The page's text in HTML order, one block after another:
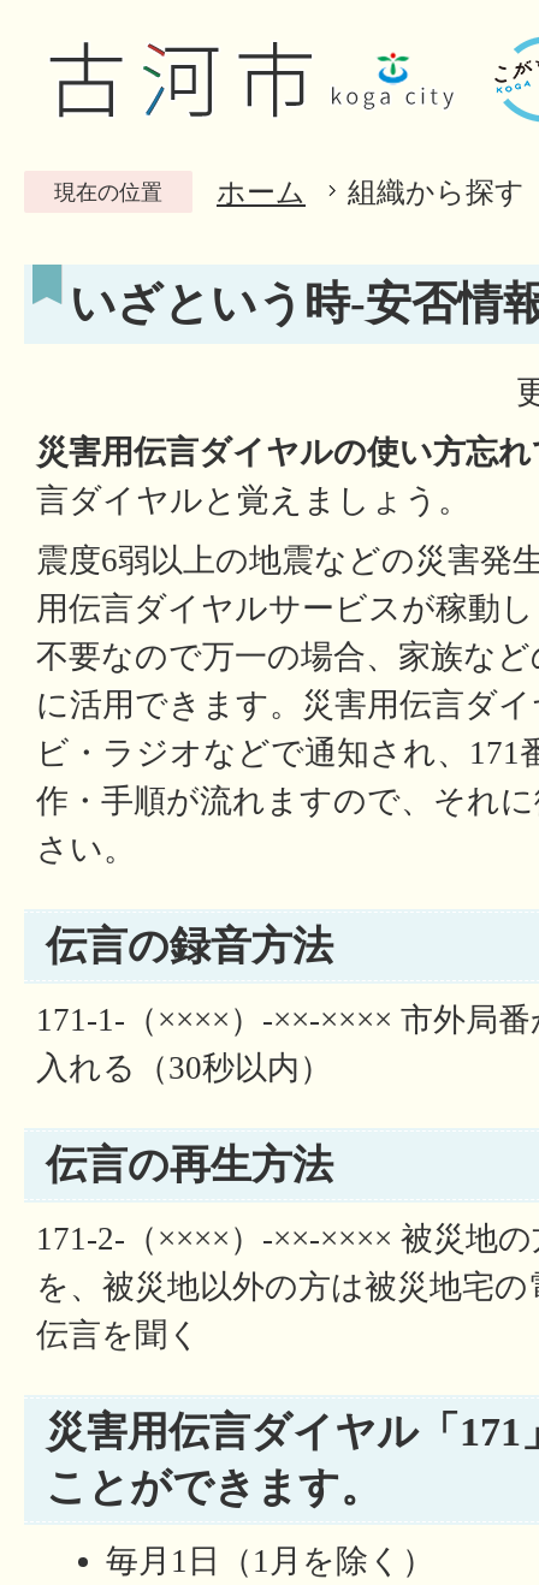
現在の位置 ホーム 組織から探す
いざという時-安否情
災害用伝言ダイヤルの使い方忘
言ダイヤルと覚えましょう。
震度6弱以上の地震などの災害発
用伝言ダイヤルサービスが稼動
不要なので万一の場合、家族な
に活用できます。災害用伝言ダ
ビ・ラジオなどで通知され、
作・手順が流れますので、それ
さい。
伝言の録音方法
171-1-（××××）-××-×××× 市外局
入れる（30秒以内）
伝言の再生方法
171-2-（××××）-××-×××× 被災地
を、被災地以外の方は被災地宅
伝言を聞く
災害用伝言ダイヤル「
ことができます。
毎月1日（1月を除く）